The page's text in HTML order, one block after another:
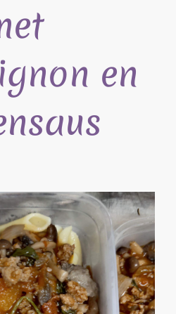
en